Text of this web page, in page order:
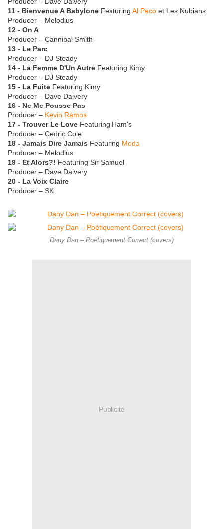
11 - Bienvenue A Babylone Featuring Al Peco et Les Nubians
Producer – Melodius
12 - On A
Producer – Cannibal Smith
13 - Le Parc
Producer – DJ Steady
14 - La Femme D'Un Autre Featuring Kimy
Producer – DJ Steady
15 - La Fuite Featuring Kimy
Producer – Dave Daivery
16 - Ne Me Pousse Pas
Producer – Kevin Ramos
17 - Trouver Le Love Featuring Ham's
Producer – Cedric Cole
18 - Jamais Dire Jamais Featuring Moda
Producer – Melodius
19 - Et Alors?! Featuring Sir Samuel
Producer – Dave Daivery
20 - La Voix Claire
Producer – SK
Dany Dan – Poétiquement Correct (covers)
Publicité